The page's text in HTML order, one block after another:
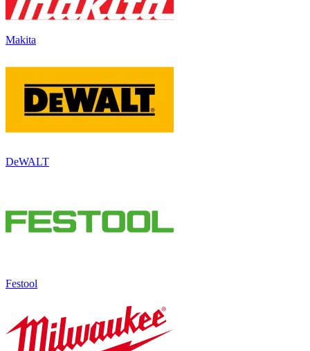
Makita
DeWALT
Festool